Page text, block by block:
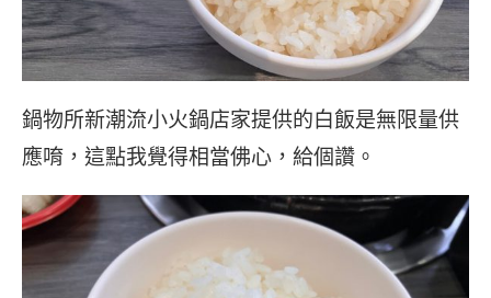
鍋物所新潮流小火鍋店家提供的白飯是無限量供
應唷，這點我覺得相當佛心，給個讚。